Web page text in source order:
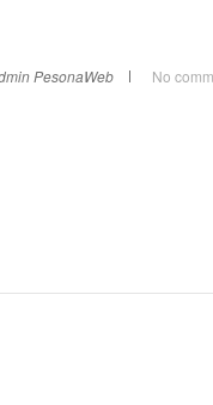
PesonaWeb No